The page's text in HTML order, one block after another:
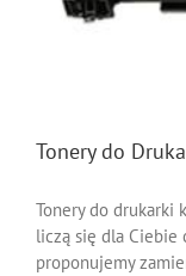
Tonery do
Tonery do drukarki
liczą się dla Ciebie
proponujemy